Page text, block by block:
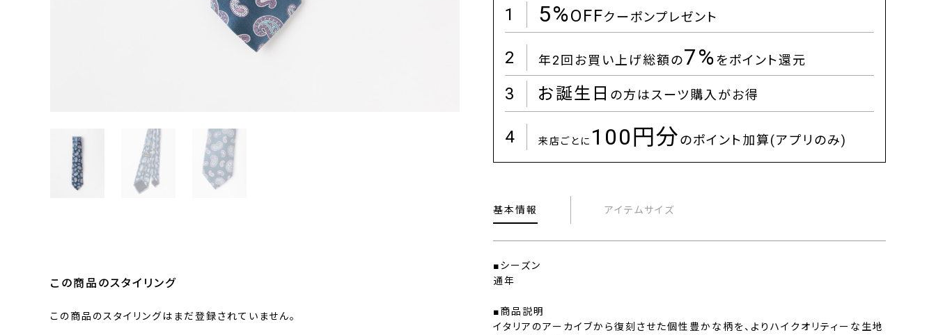
1 5%OFFクーポンプレゼント
2 年2回お買い上げ総額の7%をポイント還元
3 お誕生日 の方はスーツ購入がお得
4 来店ごとに 100円分のポイント加算(アプリのみ)
基本情報 アイテムサイズ
■シーズン
通年
■商品説明
イタリアのアーカイブから復刻させた個性豊かな柄を、よりハイクオリティーな生地
この商品のスタイリング
この商品のスタイリングはまだ登録されていません。